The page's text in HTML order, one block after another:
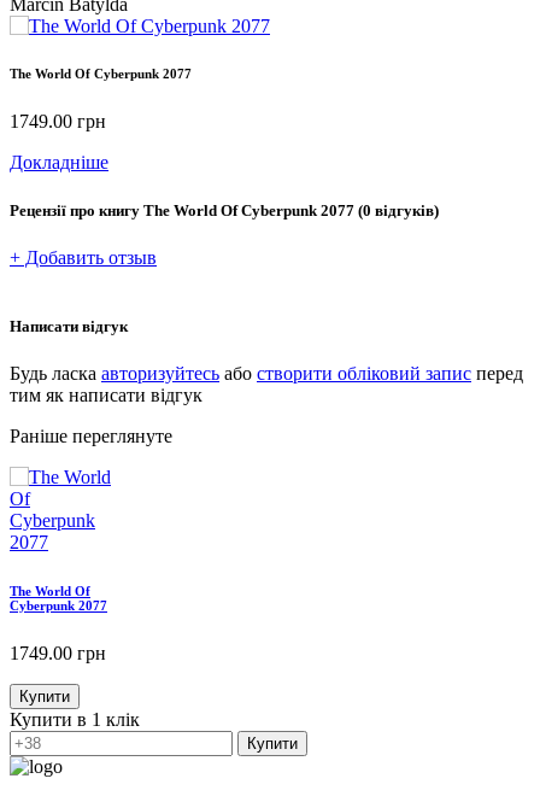
The World Of Cyberpunk 2077
1749.00 грн
Докладніше
Рецензії про книгу The World Of Cyberpunk 2077 (0 відгуків)
+ Добавить отзыв
Написати відгук
Будь ласка авторизуйтесь або створити обліковий запис перед
тим як написати відгук
Раніше переглянуте
The World Of
Cyberpunk 2077
1749.00 грн
Купити
Купити в 1 клік
Купити